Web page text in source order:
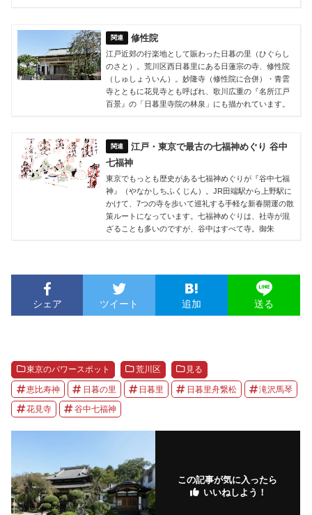
修性院
江戸近郊の行楽地として賑わった日暮の里（ひぐらし
のさと）。荒川区西日暮里にある日蓮宗の寺、修性院
（しゅしょういん）。妙隆寺（修性院に合併）・青雲
寺とともに花見寺とも呼ばれ、歌川広重の『名所江戸
百景』の「日暮里寺院の林泉」にも描かれています。
江戸・東京で最古の七福神めぐり 谷中
七福神
東京でもっとも歴史がある七福神めぐりが『谷中七福
神』（やなかしちふくじん）。JR田端駅から上野駅に
かけて、7つの寺を歩いて巡礼する手軽な新春開運の散
策ルートになっています。七福神めぐりは、社寺が混
ざることも多いのですが、谷中はすべて寺。御朱
シェア ツイート 追加 送る
東京のパワースポット 荒川区 見る
恵比寿神 日暮の里 日暮里 日暮里舟繋松 滝沢馬琴
花見寺 谷中七福神
この記事が気に入ったら
いいねしよう！